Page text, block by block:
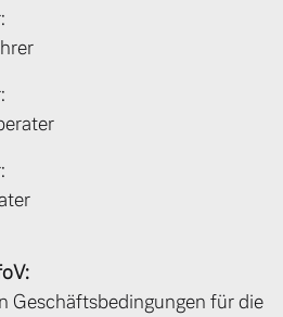
Geschäftsbedingungen für die